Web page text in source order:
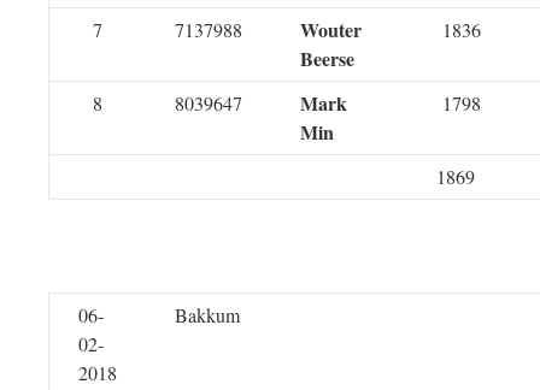
7 7137988
Wouter
Beerse
1836
8 8039647
Mark
Min
1798
1869
06-
02-
2018
Bakkum